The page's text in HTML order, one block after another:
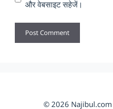
और वेबसाइट सहेजें।
© 2026